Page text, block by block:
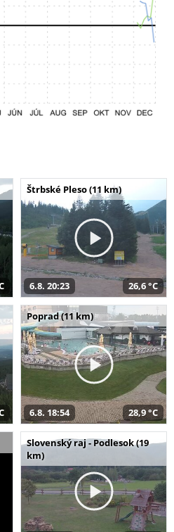
Štrbské Pleso (11 km)
6.8. 20:23 26,6 °C
Poprad (11 km)
6.8. 18:54 28,9 °C
Slovenský raj - Podlesok (19
km)